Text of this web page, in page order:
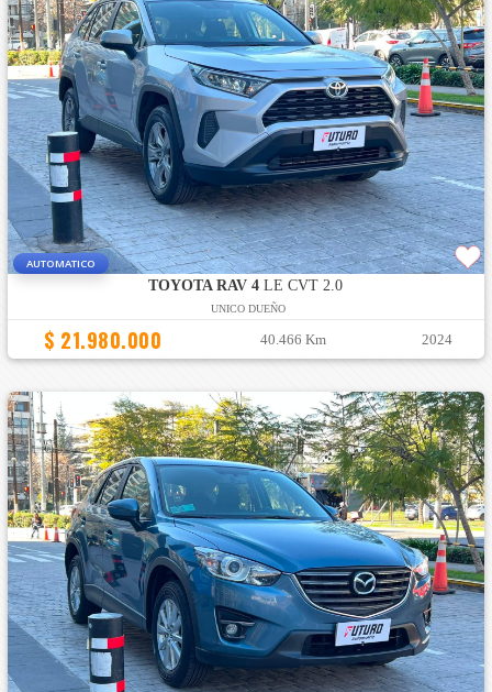
AUTOMATICO
TOYOTA RAV 4 LE CVT 2.0
UNICO DUEÑO
$ 21.980.000 40.466 Km 2024